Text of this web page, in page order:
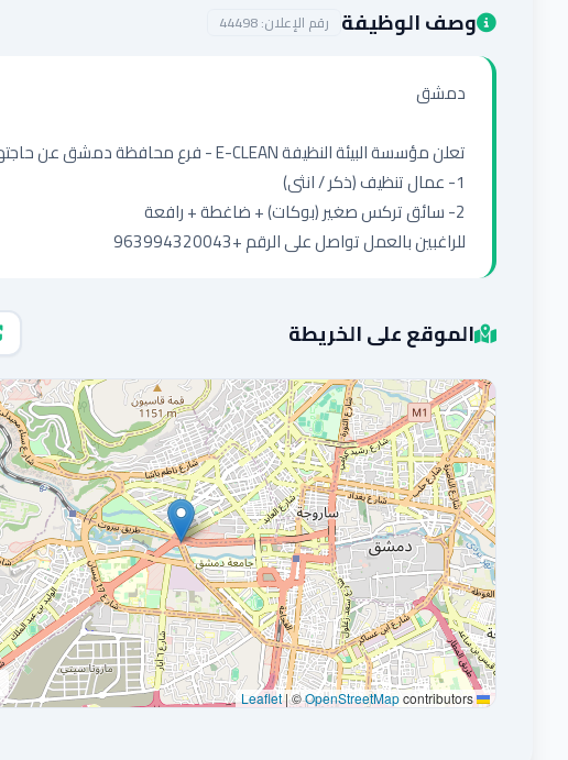
وصف الوظيفة رقم الإعلان:44498
للراغبين بالعمل تواصل على الرقم +963994320043
الموقع على الخريطة
Leaflet
|©OpenStreetMapcontributors